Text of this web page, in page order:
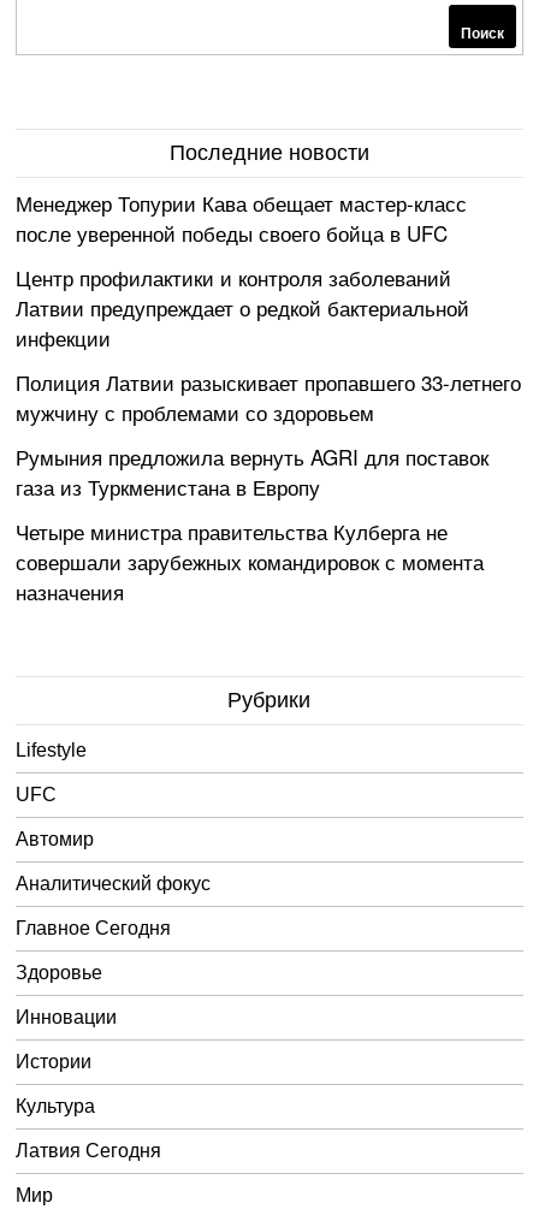
Поиск
Последние новости
Менеджер Топурии Кава обещает мастер-класс
после уверенной победы своего бойца в UFC
Центр профилактики и контроля заболеваний
Латвии предупреждает о редкой бактериальной
инфекции
Полиция Латвии разыскивает пропавшего 33-летнего
мужчину с проблемами со здоровьем
Румыния предложила вернуть AGRI для поставок
газа из Туркменистана в Европу
Четыре министра правительства Кулберга не
совершали зарубежных командировок с момента
назначения
Рубрики
Lifestyle
UFC
Автомир
Аналитический фокус
Главное Сегодня
Здоровье
Инновации
Истории
Культура
Латвия Сегодня
Мир